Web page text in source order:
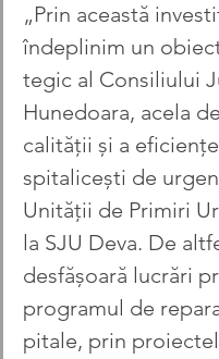
„Prin această
îndeplinim un
tegic al Consiliului
Hunedoara, acela
calității și a
spita­li­cești de
Unității de Primiri
la SJU Deva. De
desfășoară lucrări
programul de
pitale, prin